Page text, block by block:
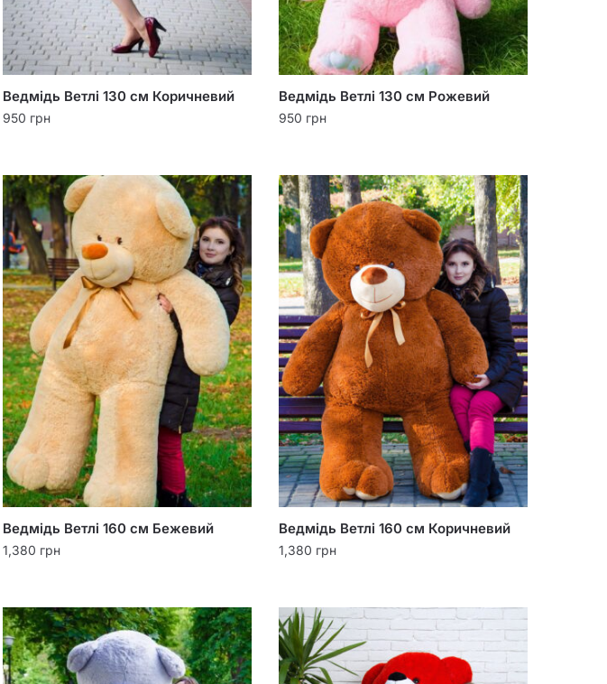
Ведмідь Ветлі 130 см Коричневий
950 грн
Ведмідь Ветлі 130 см Рожевий
950 грн
Ведмідь Ветлі 160 см Бежевий
1,380 грн
Ведмідь Ветлі 160 см Коричневий
1,380 грн